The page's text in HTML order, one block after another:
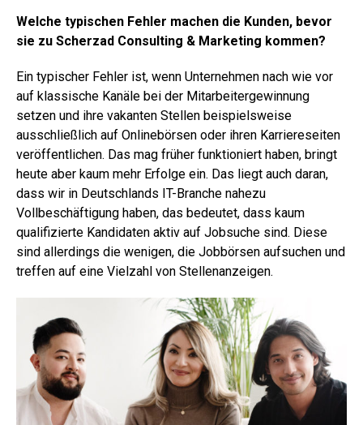
Welche typischen Fehler machen die Kunden, bevor
sie zu Scherzad Consulting & Marketing kommen?
Ein typischer Fehler ist, wenn Unternehmen nach wie vor
auf klassische Kanäle bei der Mitarbeitergewinnung
setzen und ihre vakanten Stellen beispielsweise
ausschließlich auf Onlinebörsen oder ihren Karriereseiten
veröffentlichen. Das mag früher funktioniert haben, bringt
heute aber kaum mehr Erfolge ein. Das liegt auch daran,
dass wir in Deutschlands IT-Branche nahezu
Vollbeschäftigung haben, das bedeutet, dass kaum
qualifizierte Kandidaten aktiv auf Jobsuche sind. Diese
sind allerdings die wenigen, die Jobbörsen aufsuchen und
treffen auf eine Vielzahl von Stellenanzeigen.